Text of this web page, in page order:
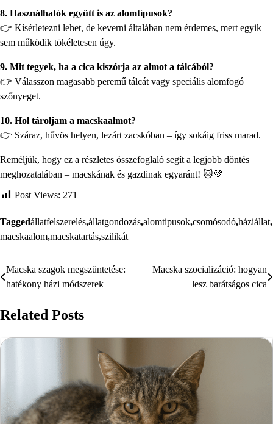
8. Használhatók együtt is az alomtípusok?
👉 Kísérletezni lehet, de keverni általában nem érdemes, mert egyik
sem működik tökéletesen úgy.
9. Mit tegyek, ha a cica kiszórja az almot a tálcából?
👉 Válasszon magasabb peremű tálcát vagy speciális alomfogó
szőnyeget.
10. Hol tároljam a macskaalmot?
👉 Száraz, hűvös helyen, lezárt zacskóban – így sokáig friss marad.
Reméljük, hogy ez a részletes összefoglaló segít a legjobb döntés
meghozatalában – macskának és gazdinak egyaránt! 🐱💚
Post Views: 271
Taggedállatfelszerelés,állatgondozás,alomtipusok,csomósodó,háziállat,
macskaalom,macskatartás,szilikát
Bejegyzés
navigáció
Macska szagok megszüntetése:
hatékony házi módszerek
Macska szocializáció: hogyan
lesz barátságos cica
Related Posts